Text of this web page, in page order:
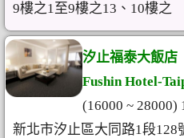
9樓之1至9樓之13、10樓之
汐止福泰大飯店
Fushin Hotel-
(16000 ~ 28000)
新北市汐止區大同路1段128